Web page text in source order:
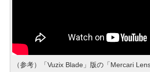
（参考）「Vuzix Blade」版の「Mercari